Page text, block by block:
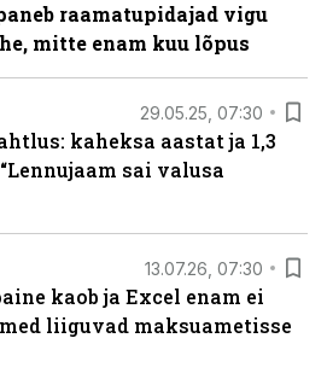
raamatupidajad vigu
mitte enam kuu lõpus
29.05.25, 07:30
kaheksa aastat ja 1,3
sai valusa
13.07.26, 07:30
kaob ja Excel enam ei
liiguvad maksuametisse